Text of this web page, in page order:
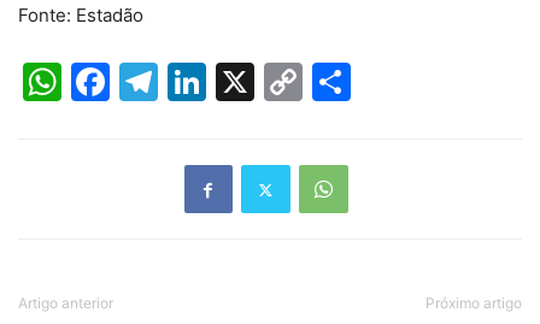
Fonte: Estadão
WhatsApp
Facebook
Telegram
LinkedIn
X
Copy
Artigo anterior Próximo artigo